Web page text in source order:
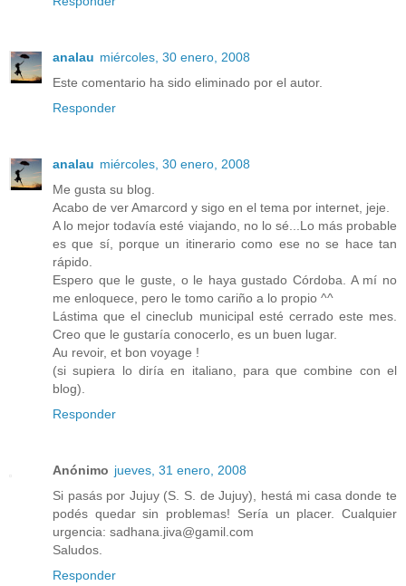
analau miércoles, 30 enero, 2008
Este comentario ha sido eliminado por el autor.
Responder
analau miércoles, 30 enero, 2008
Me gusta su blog.
Acabo de ver Amarcord y sigo en el tema por internet, jeje.
A lo mejor todavía esté viajando, no lo sé...Lo más probable
es que sí, porque un itinerario como ese no se hace tan
rápido.
Espero que le guste, o le haya gustado Córdoba. A mí no
me enloquece, pero le tomo cariño a lo propio ^^
Lástima que el cineclub municipal esté cerrado este mes.
Creo que le gustaría conocerlo, es un buen lugar.
Au revoir, et bon voyage !
(si supiera lo diría en italiano, para que combine con el
blog).
Responder
Anónimo jueves, 31 enero, 2008
Si pasás por Jujuy (S. S. de Jujuy), hestá mi casa donde te
podés quedar sin problemas! Sería un placer. Cualquier
urgencia: sadhana.jiva@gamil.com
Saludos.
Responder